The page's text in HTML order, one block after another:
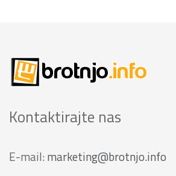
Kontaktirajte nas
E-mail: marketing@brotnjo.info